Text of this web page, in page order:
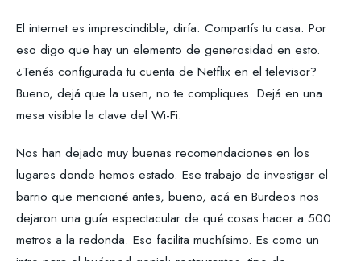
El internet es imprescindible, diría. Compartís tu casa. Por
eso digo que hay un elemento de generosidad en esto.
¿Tenés configurada tu cuenta de Netflix en el televisor?
Bueno, dejá que la usen, no te compliques. Dejá en una
mesa visible la clave del Wi-Fi.
Nos han dejado muy buenas recomendaciones en los
lugares donde hemos estado. Ese trabajo de investigar el
barrio que mencioné antes, bueno, acá en Burdeos nos
dejaron una guía espectacular de qué cosas hacer a 500
metros a la redonda. Eso facilita muchísimo. Es como un